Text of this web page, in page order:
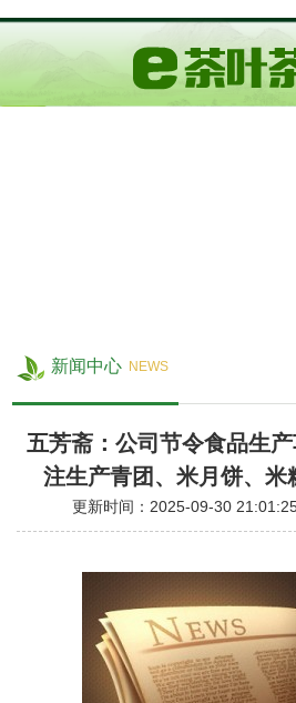
新闻中心 NEWS
五芳斋：公司节令食品生
注生产青团、米月饼、米
更新时间：2025-09-30